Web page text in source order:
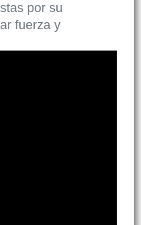
por su
fuerza y